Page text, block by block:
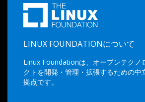
LINUX FOUNDATIONについて
Linux Foundationは、オープンテクノ
クトを開発・管理・拡張するための中
拠点です。